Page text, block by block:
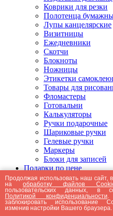
Коврики для резки
Полотенца
Лупы канцелярские
Визитницы
Ежедневники
Скотчи
Блокноты
Ножницы
Этикетки
Товары для
Фломастеры
Готовальни
Калькуляторы
Ручки подарочные
Шариковые ручки
Гелевые ручки
Маркеры
Блоки для записей
Подарки по цене
Подарки от 5000
Подарки до 5000
Подарки до 3000
Подарки до 2000
Подарки до 1000
Продолжая использовать наш сайт,
наобработку файлов
пользовательских данных, в
Политикой конфиденциальности
заблокировать использование
изменив настройки Вашего браузера.